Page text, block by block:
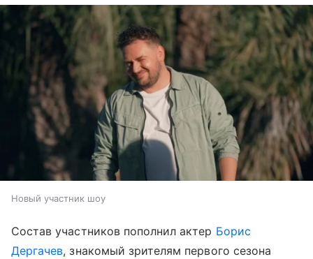
Новый участник шоу
Состав участников пополнил актер Борис
Дергачев, знакомый зрителям первого сезона